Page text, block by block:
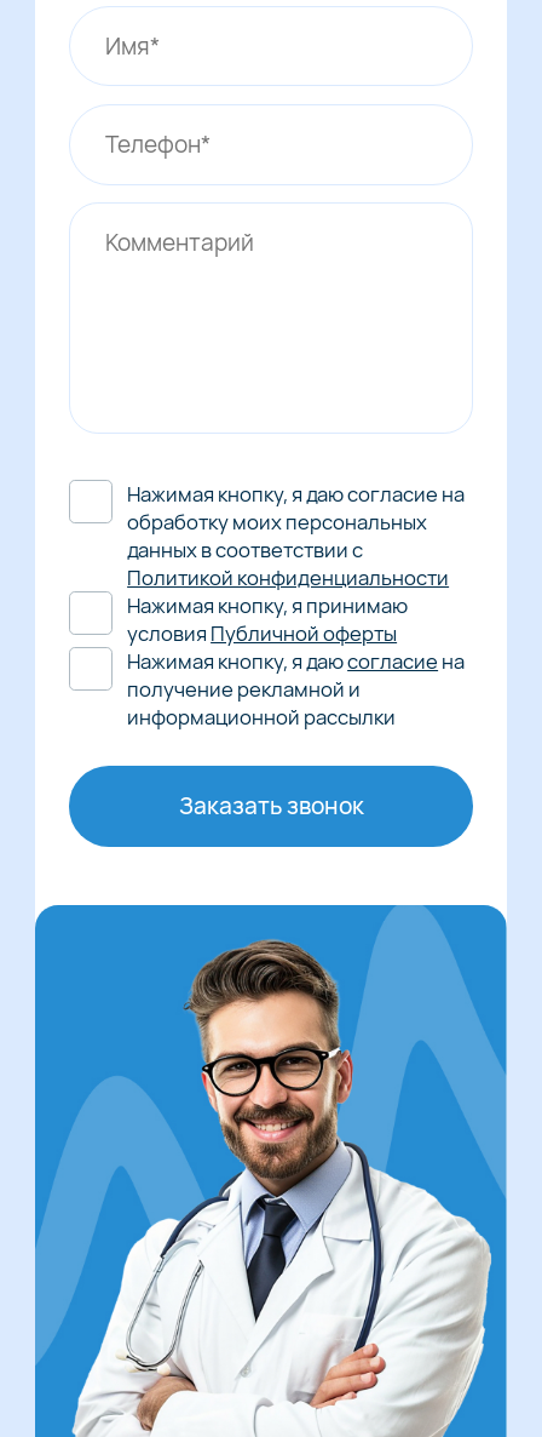
Нажимая кнопку, я даю согласие на
обработку моих персональных
данных в соответствии с
Политикой конфиденциальности
Нажимая кнопку, я принимаю
условия Публичной оферты
Нажимая кнопку, я даюсогласие на
получение рекламной и
информационной рассылки
Заказать звонок